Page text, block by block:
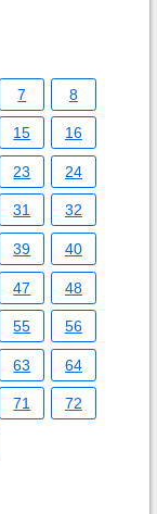
7 8
15 16
23 24
31 32
39 40
47 48
55 56
63 64
71 72